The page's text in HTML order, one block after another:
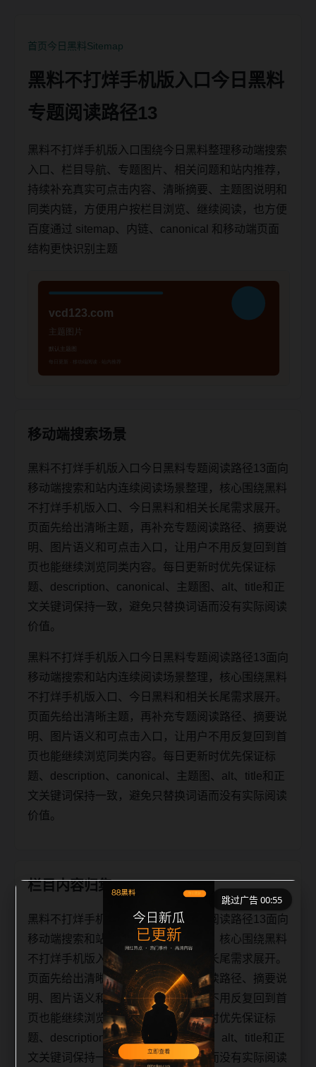
首页今日黑料Sitemap
黑料不打烊手机版入口今日黑料
专题阅读路径13
黑料不打烊手机版入口围绕今日黑料整理移动端搜索
入口、栏目导航、专题图片、相关问题和站内推荐，
持续补充真实可点击内容、清晰摘要、主题图说明和
同类内链，方便用户按栏目浏览、继续阅读，也方便
百度通过 sitemap、内链、canonical 和移动端页面
结构更快识别主题
移动端搜索场景
黑料不打烊手机版入口今日黑料专题阅读路径13面向
移动端搜索和站内连续阅读场景整理，核心围绕黑料
不打烊手机版入口、今日黑料和相关长尾需求展开。
页面先给出清晰主题，再补充专题阅读路径、摘要说
明、图片语义和可点击入口，让用户不用反复回到首
页也能继续浏览同类内容。每日更新时优先保证标
题、description、canonical、主题图、alt、title和正
文关键词保持一致，避免只替换词语而没有实际阅读
价值。
黑料不打烊手机版入口今日黑料专题阅读路径13面向
移动端搜索和站内连续阅读场景整理，核心围绕黑料
不打烊手机版入口、今日黑料和相关长尾需求展开。
页面先给出清晰主题，再补充专题阅读路径、摘要说
明、图片语义和可点击入口，让用户不用反复回到首
页也能继续浏览同类内容。每日更新时优先保证标
题、description、canonical、主题图、alt、title和正
文关键词保持一致，避免只替换词语而没有实际阅读
价值。
栏目内容归集
黑料不打烊手机版入口今日黑料专题阅读路径13面向
移动端搜索和站内连续阅读场景整理，核心围绕黑料
不打烊手机版入口、今日黑料和相关长尾需求展开。
页面先给出清晰主题，再补充专题阅读路径、摘要说
明、图片语义和可点击入口，让用户不用反复回到首
页也能继续浏览同类内容。每日更新时优先保证标
题、description、canonical、主题图、alt、title和正
文关键词保持一致，避免只替换词语而没有实际阅读
跳过广告 00:55